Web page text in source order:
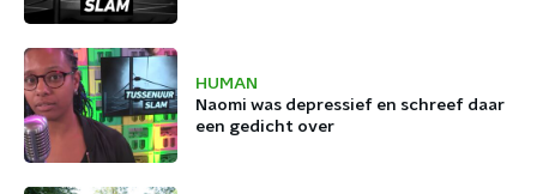
HUMAN
Naomi was depressief en schreef daar
een gedicht over